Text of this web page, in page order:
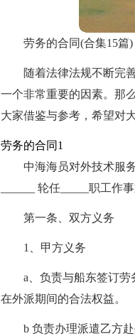
劳务的合同(合集15篇)
随着法律法规不断完
一个非常重要的因素。那
大家借鉴与参考，希望对
劳务的合同1
中海海员对外技术服
______ 轮任_____职工作
第一条、双方义务
1、甲方义务
a、负责与船东签订
在外派期间的合法权益。
b 负责办理派遣乙方